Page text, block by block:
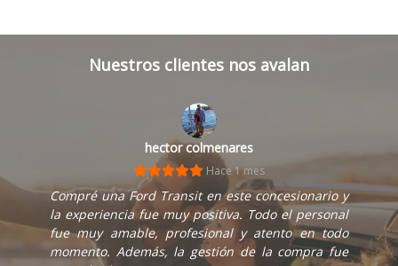
Nuestros clientes nos avalan
hector colmenares
Hace 1 mes
Compré una Ford Transit en este concesionario y
la experiencia fue muy positiva. Todo el personal
fue muy amable, profesional y atento en todo
momento. Además, la gestión de la compra fue